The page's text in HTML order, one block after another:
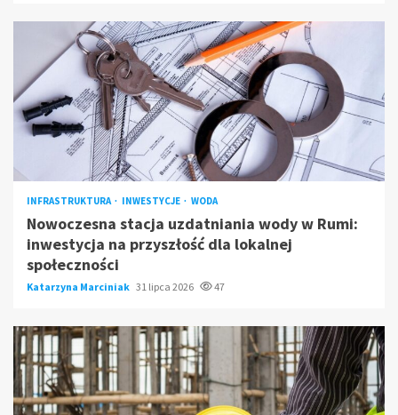
INFRASTRUKTURA INWESTYCJE WODA
Nowoczesna stacja uzdatniania wody w Rumi:
inwestycja na przyszłość dla lokalnej
społeczności
Katarzyna Marciniak 31 lipca 2026 47